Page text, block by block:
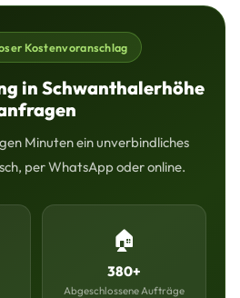
Kostenvoranschlag
in Schwanthalerhöhe
Minuten ein unverbindliches
per WhatsApp oder online.
🏠
380+
Abgeschlossene Aufträge